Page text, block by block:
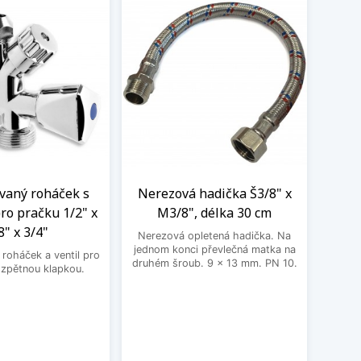
roháček s
pračku 1/2" x
x 3/4"
roháček a ventil pro
klapkou.
Nerezová hadička Š3/8" x
M3/8", délka 30 cm
Nerezová opletená hadička. Na
jednom konci převlečná matka na
druhém šroub. 9 x 13 mm. PN 10.